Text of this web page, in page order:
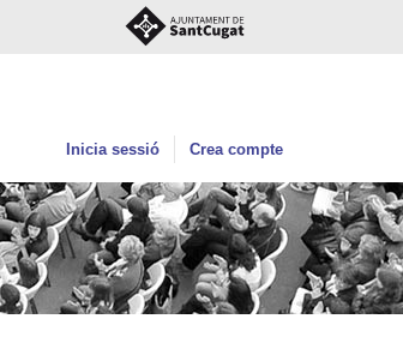
Inicia sessió Crea compte